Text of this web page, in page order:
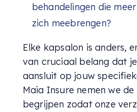
behandelingen die
zich meebrengen?
Elke kapsalon is anders,
van cruciaal belang dat
aansluit op jouw
Maia Insure nemen we
begrijpen zodat onze